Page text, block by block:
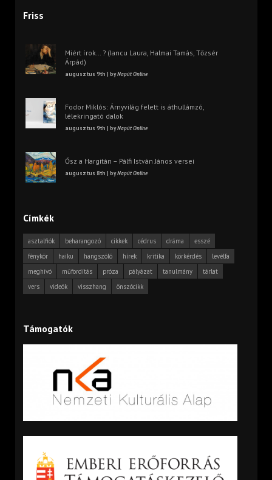
Friss
Miért írok… ? (Iancu Laura, Halmai Tamás, Tőzsér
Árpád)
augusztus 9th | byNapút Online
Fodor Miklós: Árnyvilág felett is áthullámzó,
lélekringató dalok
augusztus 9th | byNapút Online
Ősz a Hargitán – Pálfi István János versei
augusztus 8th | byNapút Online
Címkék
asztalfiók beharangozó cikkek cédrus dráma
esszé
fénykör
haiku hangszóló hírek kritika körkérdés
levélfa
meghívó
műfordítás próza pályázat tanulmány
tárlat
vers
videók visszhang önszócikk
Támogatók